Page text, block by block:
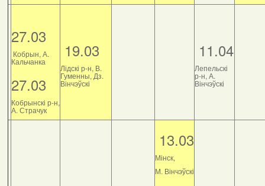
27.03
Кобрын, А.
Кальчанка
27.03
Кобрынскі р-н,
А. Страчук
19.03
Лідскі р-н, В.
Гуменны, Дз.
Вінчэўскі
11.04
Лепельскі
р-н, А.
Вінчэўскі
13.03
Мінск,
М. Вінчэўскі